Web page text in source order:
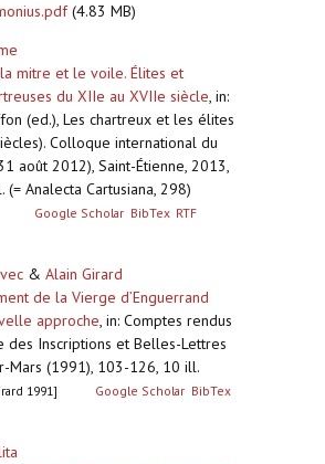
(4.83 MB)
mitre et le voile. Élites et
du XIIe au XVIIe siècle, in:
(ed.), Les chartreux et les élites
Colloque international du
août 2012), Saint-Étienne, 2013,
Analecta Cartusiana, 298)
Google Scholar BibTex RTF
& Alain Girard
de la Vierge d’Enguerrand
approche, in: Comptes rendus
des Inscriptions et Belles-Lettres
Mars (1991), 103-126, 10 ill.
1991] Google Scholar BibTex